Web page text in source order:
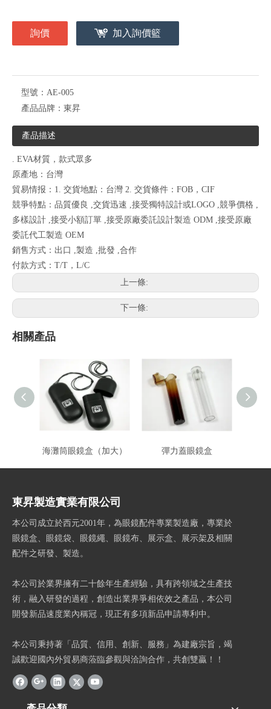
詢價 加入詢價籃
型號： AE-005
產品品牌： 東昇
產品描述
. EVA材質，款式眾多
原產地：台灣
貿易情报：1. 交貨地點：台灣 2. 交貨條件：FOB，CIF
競爭特點：品質優良 ,交貨迅速 ,接受獨特設計或LOGO ,競爭價格 ,
多樣設計 ,接受小額訂單 ,接受原廠委託設計製造 ODM ,接受原廠
委託代工製造 OEM
銷售方式：出口 ,製造 ,批發 ,合作
付款方式：T/T，L/C
上一條:
下一條:
相關產品
海灘筒眼鏡盒（加大） 彈力蓋眼鏡盒
東昇製造實業有限公司
本公司成立於西元2001年，為眼鏡配件專業製造廠，專業於
眼鏡盒、眼鏡袋、眼鏡繩、眼鏡布、展示盒、展示架及相關
配件之研發、製造。
本公司於業界擁有二十餘年生產經驗，具有跨領域之生產技
術，融入研發的過程，創造出業界爭相依效之產品，本公司
開發新品速度業內稱冠，現正有多項新品申請專利中。
本公司秉持著「品質、信用、創新、服務」為建廠宗旨，竭
誠歡迎國內外貿易商蒞臨參觀與洽詢合作，共創雙贏！！